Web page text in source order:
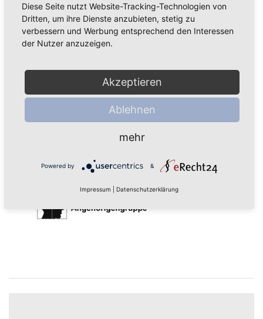
Treffen der Alzheimer Angehörigengruppe
Plauen-Vogtland
Neue Teilnehmer in der Gruppe sind herzlich
Ansprechpartner: Klaus Wudmaska
Alzheimer Telefon: 03741 / 13 12 71
Diese Seite nutzt Website-Tracking-Technologien von
Dritten, um ihre Dienste anzubieten, stetig zu
verbessern und Werbung entsprechend den Interessen
der Nutzer anzuzeigen.
Akzeptieren
Ablehnen
mehr
Powered by &
Impressum Datenschutzerklärung